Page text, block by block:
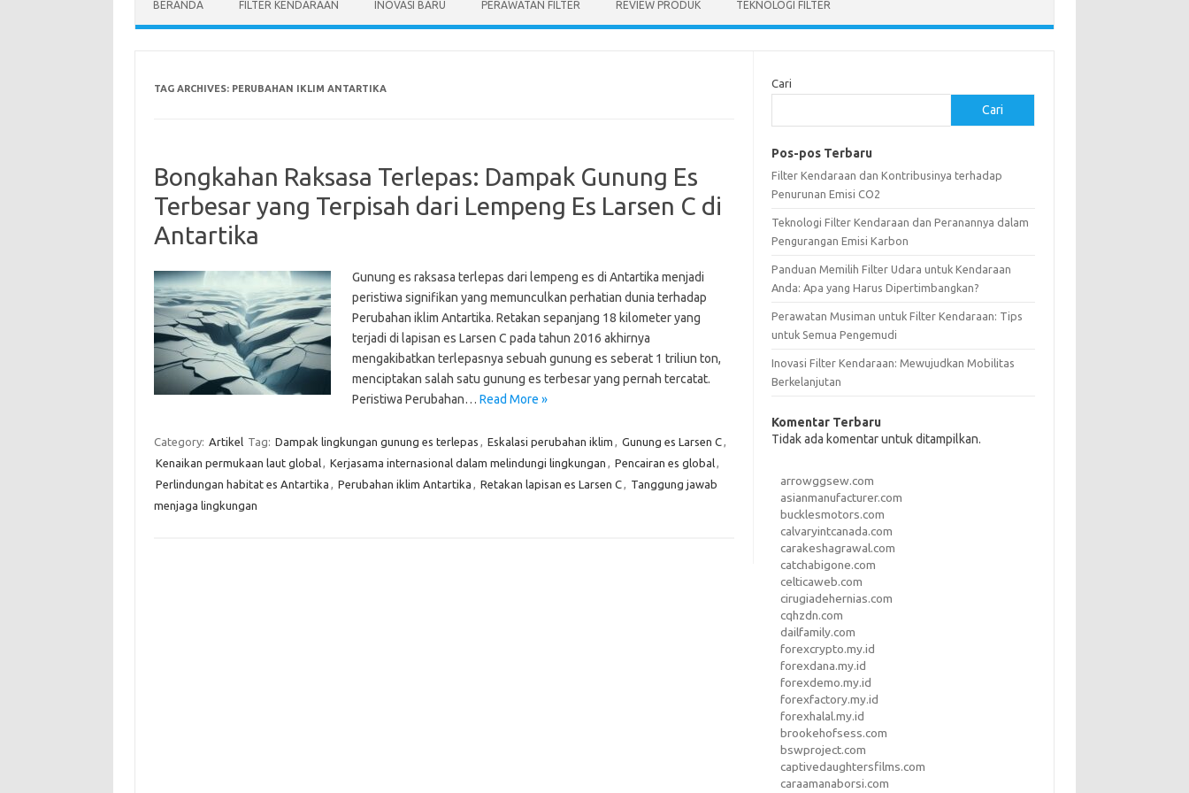
BERANDA FILTER KENDARAAN INOVASI BARU PERAWATAN FILTER REVIEW PRODUK TEKNOLOGI FILTER
TAG ARCHIVES: PERUBAHAN IKLIM ANTARTIKA
Bongkahan Raksasa Terlepas: Dampak Gunung Es
Terbesar yang Terpisah dari Lempeng Es Larsen C di
Antartika
Gunung es raksasa terlepas dari lempeng es di Antartika menjadi
peristiwa signifikan yang memunculkan perhatian dunia terhadap
Perubahan iklim Antartika. Retakan sepanjang 18 kilometer yang
terjadi di lapisan es Larsen C pada tahun 2016 akhirnya
mengakibatkan terlepasnya sebuah gunung es seberat 1 triliun ton,
menciptakan salah satu gunung es terbesar yang pernah tercatat.
Peristiwa Perubahan… Read More »
Category: Artikel Tag: Dampak lingkungan gunung es terlepas , Eskalasi perubahan iklim , Gunung es Larsen C,
Kenaikan permukaan laut global, Kerjasama internasional dalam melindungi lingkungan , Pencairan es global,
Perlindungan habitat es Antartika , Perubahan iklim Antartika , Retakan lapisan es Larsen C, Tanggung jawab
menjaga lingkungan
Cari
Cari
Pos-pos Terbaru
Filter Kendaraan dan Kontribusinya terhadap
Penurunan Emisi CO2
Teknologi Filter Kendaraan dan Peranannya dalam
Pengurangan Emisi Karbon
Panduan Memilih Filter Udara untuk Kendaraan
Anda: Apa yang Harus Dipertimbangkan?
Perawatan Musiman untuk Filter Kendaraan: Tips
untuk Semua Pengemudi
Inovasi Filter Kendaraan: Mewujudkan Mobilitas
Berkelanjutan
Komentar Terbaru
Tidak ada komentar untuk ditampilkan.
arrowggsew.com
asianmanufacturer.com
bucklesmotors.com
calvaryintcanada.com
carakeshagrawal.com
catchabigone.com
celticaweb.com
cirugiadehernias.com
cqhzdn.com
dailfamily.com
forexcrypto.my.id
forexdana.my.id
forexdemo.my.id
forexfactory.my.id
forexhalal.my.id
brookehofsess.com
bswproject.com
captivedaughtersfilms.com
caraamanaborsi.com